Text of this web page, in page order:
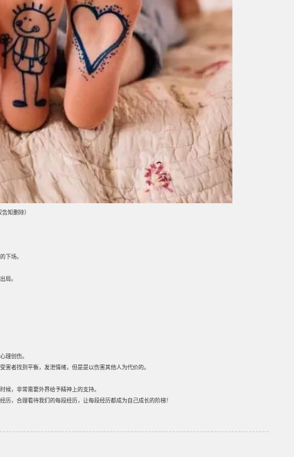
告知删除）
下场。
局。
理创伤。
者找到平衡，发泄情绪，但是是以伤害其他人为代价的。
候，非常需要外界给予精神上的支持。
，合理看待我们的每段经历，让每段经历都成为自己成长的阶梯！